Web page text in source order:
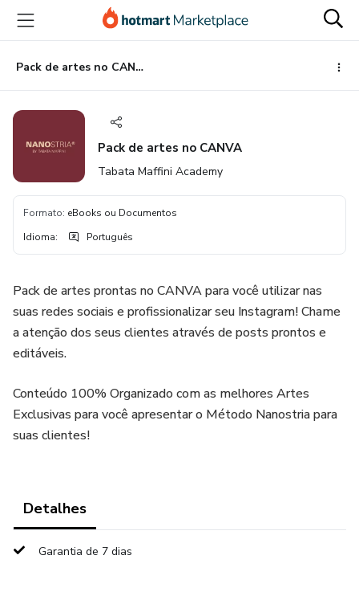
para
conteúdo
principal
para
pagamento
para
rodapé
Pack de artes no CANVA
Pack de artes no CANVA
Tabata Maffini Academy
Formato: eBooks ou Documentos
Idioma: Português
Pack de artes prontas no CANVA para você utilizar nas
suas redes sociais e profissionalizar seu Instagram! Chame
a atenção dos seus clientes através de posts prontos e
editáveis.
Conteúdo 100% Organizado com as melhores Artes
Exclusivas para você apresentar o Método Nanostria para
suas clientes!
Detalhes
Garantia de 7 dias